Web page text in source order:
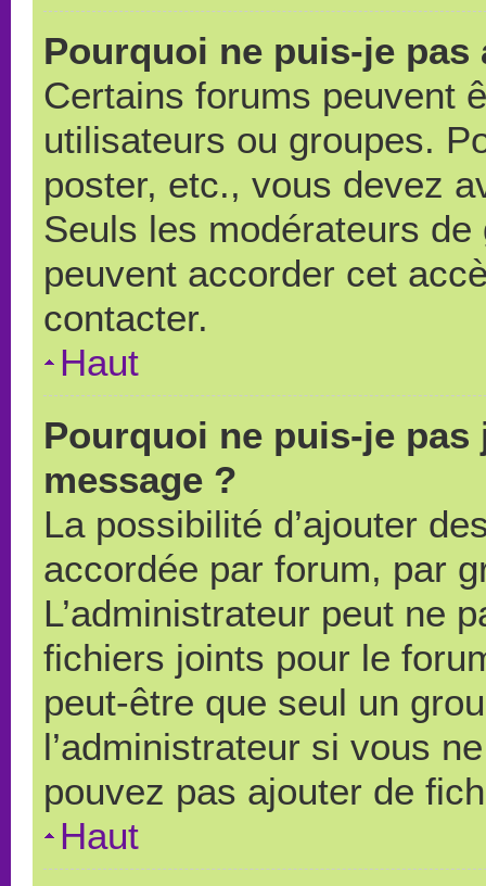
Pourquoi ne puis-je
Certains forums peuvent
utilisateurs ou groupes.
poster, etc., vous devez
Seuls les modérateurs
peuvent accorder cet
contacter.
Haut
Pourquoi ne puis-je
message ?
La possibilité d’ajouter
accordée par forum, par
L’administrateur peut ne
fichiers joints pour le
peut-être que seul un
l’administrateur si vous
pouvez pas ajouter de
Haut